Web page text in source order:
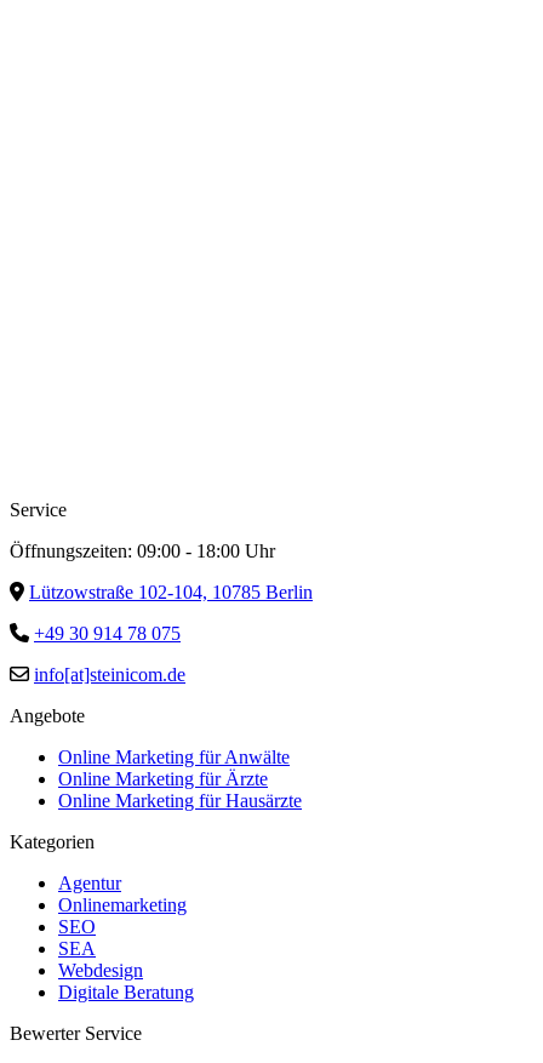
Service
Öffnungszeiten: 09:00 - 18:00 Uhr
Lützowstraße 102-104, 10785 Berlin
+49 30 914 78 075
info[at]steinicom.de
Angebote
Online Marketing für Anwälte
Online Marketing für Ärzte
Online Marketing für Hausärzte
Kategorien
Agentur
Onlinemarketing
SEO
SEA
Webdesign
Digitale Beratung
Bewerter Service